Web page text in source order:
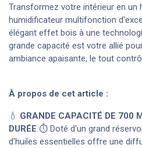
Transformez votre intérieur en un
humidificateur multifonction
élégant effet bois à une
grande capacité est votre allié
ambiance apaisante, le tout
À propos de cet article :
💧 GRANDE CAPACITÉ DE 700
DURÉE ⏱️ Doté d'un grand
d'huiles essentielles offre une